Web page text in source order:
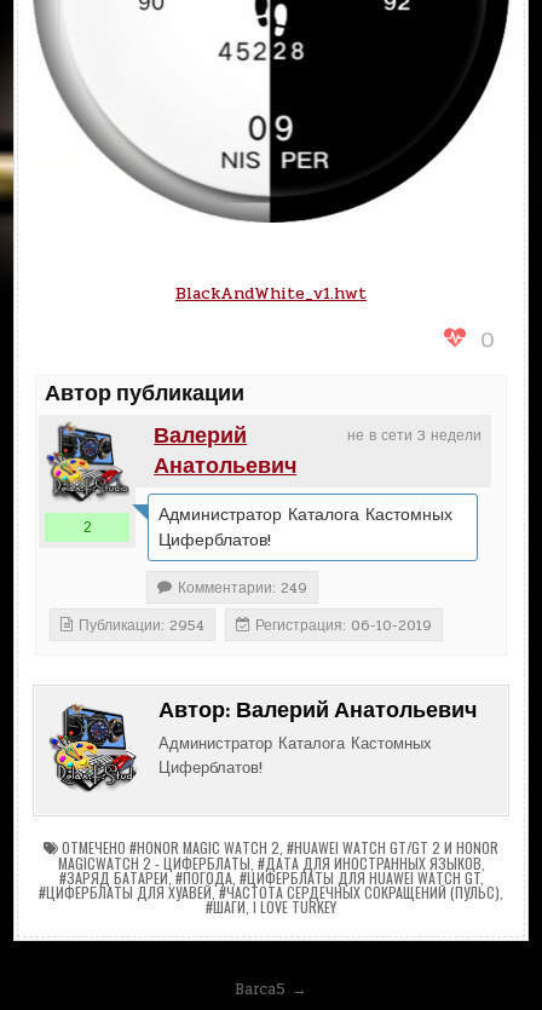
BlackAndWhite_v1.hwt
0
Автор публикации
не в сети 3 недели
Валерий
Анатольевич
2
Администратор Каталога Кастомных
Циферблатов!
Комментарии: 249
Публикации: 2954
Регистрация: 06-10-2019
Автор: Валерий Анатольевич
Администратор Каталога Кастомных
Циферблатов!
ОТМЕЧЕНО #HONOR MAGIC WATCH 2 #HUAWEI WATCH GT/GT 2 И HONOR
MAGICWATCH 2 - ЦИФЕРБЛАТЫ #ДАТА ДЛЯ ИНОСТРАННЫХ ЯЗЫКОВ
#ЗАРЯД БАТАРЕИ,#ПОГОДА, #ЦИФЕРБЛАТЫ ДЛЯ HUAWEI WATCH GT,
#ЦИФЕРБЛАТЫ ДЛЯ ХУАВЕЙ,#ЧАСТОТА СЕРДЕЧНЫХ СОКРАЩЕНИЙ (ПУЛЬС)
#ШАГИ I LOVE TURKEY
Barca5 →